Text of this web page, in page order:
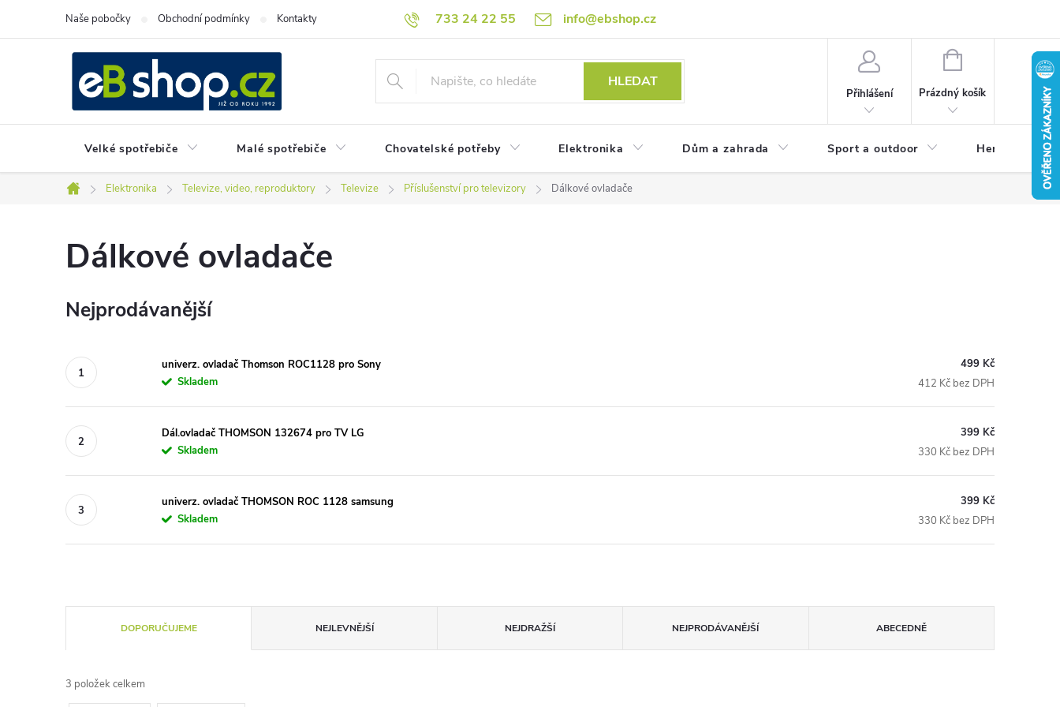
733 24 22 55 info@ebshop.cz
Naše pobočky Obchodní podmínky Kontakty
HLEDAT
Přihlášení
NÁKUPNÍ
Prázdný košík
Velké spotřebiče Malé spotřebiče Chovatelské potřeby Elektronika Dům a zahrada Sport a outdoor Herní zóna
Domů
Elektronika Televize, video, reproduktory Televize Příslušenství pro televizory Dálkové ovladače
Dálkové ovladače
Nejprodávanější
univerz. ovladač Thomson ROC1128 pro Sony
Skladem
499 Kč
412 Kč bez DPH
Dál.ovladač THOMSON 132674 pro TV LG
Skladem
399 Kč
330 Kč bez DPH
univerz. ovladač THOMSON ROC 1128 samsung
Skladem
399 Kč
330 Kč bez DPH
a
DOPORUČUJEME NEJLEVNĚJŠÍ NEJDRAŽŠÍ NEJPRODÁVANĚJŠÍ ABECEDNĚ
3 položek celkem